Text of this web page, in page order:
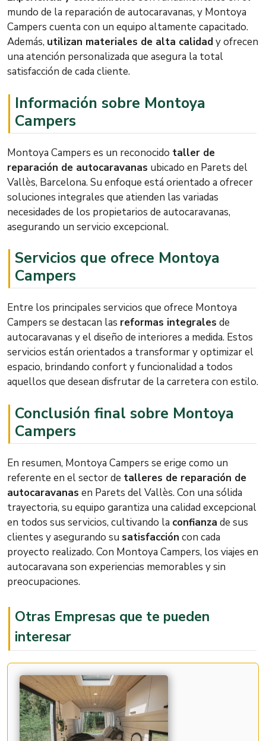
mundo de la reparación de autocaravanas, y Montoya
Campers cuenta con un equipo altamente capacitado.
Además, utilizan materiales de alta calidady ofrecen
una atención personalizada que asegura la total
satisfacción de cada cliente.
Información sobre Montoya
Campers
Montoya Campers es un reconocido taller de
reparación de autocaravanas ubicado en Parets del
Vallès, Barcelona. Su enfoque está orientado a ofrecer
soluciones integrales que atienden las variadas
necesidades de los propietarios de autocaravanas,
asegurando un servicio excepcional.
Servicios que ofrece Montoya
Campers
Entre los principales servicios que ofrece Montoya
Campers se destacan las reformas integrales de
autocaravanas y el diseño de interiores a medida. Estos
servicios están orientados a transformar y optimizar el
espacio, brindando confort y funcionalidad a todos
aquellos que desean disfrutar de la carretera con estilo.
Conclusión final sobre Montoya
Campers
En resumen, Montoya Campers se erige como un
referente en el sector de talleres de reparación de
autocaravanas en Parets del Vallès. Con una sólida
trayectoria, su equipo garantiza una calidad excepcional
en todos sus servicios, cultivando la confianza de sus
clientes y asegurando su satisfacción con cada
proyecto realizado. Con Montoya Campers, los viajes en
autocaravana son experiencias memorables y sin
preocupaciones.
Otras Empresas que te pueden
interesar